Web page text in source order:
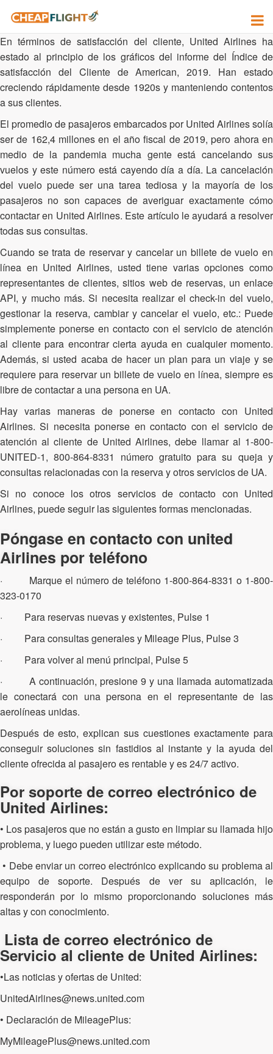
United Airlines Reservas
En términos de satisfacción del cliente, United Airlines ha
estado al principio de los gráficos del informe del Índice de
satisfacción del Cliente de American, 2019. Han estado
creciendo rápidamente desde 1920s y manteniendo contentos
a sus clientes.
El promedio de pasajeros embarcados por United Airlines solía
ser de 162,4 millones en el año fiscal de 2019, pero ahora en
medio de la pandemia mucha gente está cancelando sus
vuelos y este número está cayendo día a día. La cancelación
del vuelo puede ser una tarea tediosa y la mayoría de los
pasajeros no son capaces de averiguar exactamente cómo
contactar en United Airlines. Este artículo le ayudará a resolver
todas sus consultas.
Cuando se trata de reservar y cancelar un billete de vuelo en
línea en United Airlines, usted tiene varias opciones como
representantes de clientes, sitios web de reservas, un enlace
API, y mucho más. Si necesita realizar el check-in del vuelo,
gestionar la reserva, cambiar y cancelar el vuelo, etc.: Puede
simplemente ponerse en contacto con el servicio de atención
al cliente para encontrar cierta ayuda en cualquier momento.
Además, si usted acaba de hacer un plan para un viaje y se
requiere para reservar un billete de vuelo en línea, siempre es
libre de contactar a una persona en UA.
Hay varias maneras de ponerse en contacto con United
Airlines. Si necesita ponerse en contacto con el servicio de
atención al cliente de United Airlines, debe llamar al 1-800-
UNITED-1, 800-864-8331 número gratuito para su queja y
consultas relacionadas con la reserva y otros servicios de UA.
Si no conoce los otros servicios de contacto con United
Airlines, puede seguir las siguientes formas mencionadas.
Póngase en contacto con united
Airlines por teléfono
· Marque el número de teléfono 1-800-864-8331 o 1-800-
323-0170
· Para reservas nuevas y existentes, Pulse 1
· Para consultas generales y Mileage Plus, Pulse 3
· Para volver al menú principal, Pulse 5
· A continuación, presione 9 y una llamada automatizada
le conectará con una persona en el representante de las
aerolíneas unidas.
Después de esto, explican sus cuestiones exactamente para
conseguir soluciones sin fastidios al instante y la ayuda del
cliente ofrecida al pasajero es rentable y es 24/7 activo.
Por soporte de correo electrónico de
United Airlines:
• Los pasajeros que no están a gusto en limpiar su llamada hijo
problema, y luego pueden utilizar este método.
• Debe enviar un correo electrónico explicando su problema al
equipo de soporte. Después de ver su aplicación, le
responderán por lo mismo proporcionando soluciones más
altas y con conocimiento.
Lista de correo electrónico de
Servicio al cliente de United Airlines:
•Las noticias y ofertas de United:
UnitedAirlines@news.united.com
• Declaración de MileagePlus:
MyMileagePlus@news.united.com